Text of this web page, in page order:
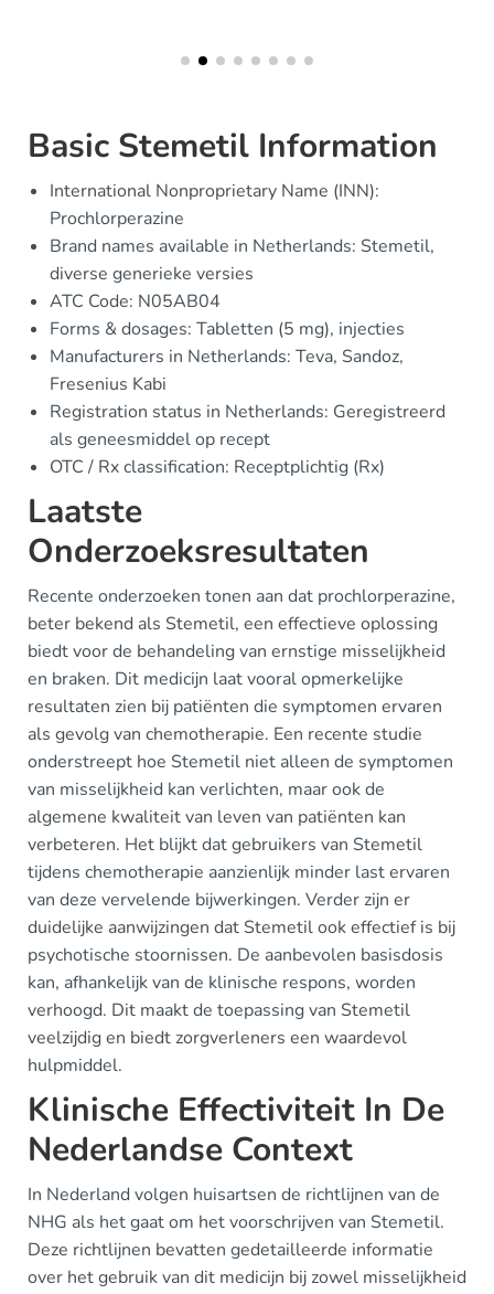
Basic Stemetil Information
International Nonproprietary Name (INN):
Prochlorperazine
Brand names available in Netherlands: Stemetil,
diverse generieke versies
ATC Code: N05AB04
Forms & dosages: Tabletten (5 mg), injecties
Manufacturers in Netherlands: Teva, Sandoz,
Fresenius Kabi
Registration status in Netherlands: Geregistreerd
als geneesmiddel op recept
OTC / Rx classification: Receptplichtig (Rx)
Laatste
Onderzoeksresultaten
Recente onderzoeken tonen aan dat prochlorperazine,
beter bekend als Stemetil, een effectieve oplossing
biedt voor de behandeling van ernstige misselijkheid
en braken. Dit medicijn laat vooral opmerkelijke
resultaten zien bij patiënten die symptomen ervaren
als gevolg van chemotherapie. Een recente studie
onderstreept hoe Stemetil niet alleen de symptomen
van misselijkheid kan verlichten, maar ook de
algemene kwaliteit van leven van patiënten kan
verbeteren. Het blijkt dat gebruikers van Stemetil
tijdens chemotherapie aanzienlijk minder last ervaren
van deze vervelende bijwerkingen. Verder zijn er
duidelijke aanwijzingen dat Stemetil ook effectief is bij
psychotische stoornissen. De aanbevolen basisdosis
kan, afhankelijk van de klinische respons, worden
verhoogd. Dit maakt de toepassing van Stemetil
veelzijdig en biedt zorgverleners een waardevol
hulpmiddel.
Klinische Effectiviteit In De
Nederlandse Context
In Nederland volgen huisartsen de richtlijnen van de
NHG als het gaat om het voorschrijven van Stemetil.
Deze richtlijnen bevatten gedetailleerde informatie
over het gebruik van dit medicijn bij zowel misselijkheid